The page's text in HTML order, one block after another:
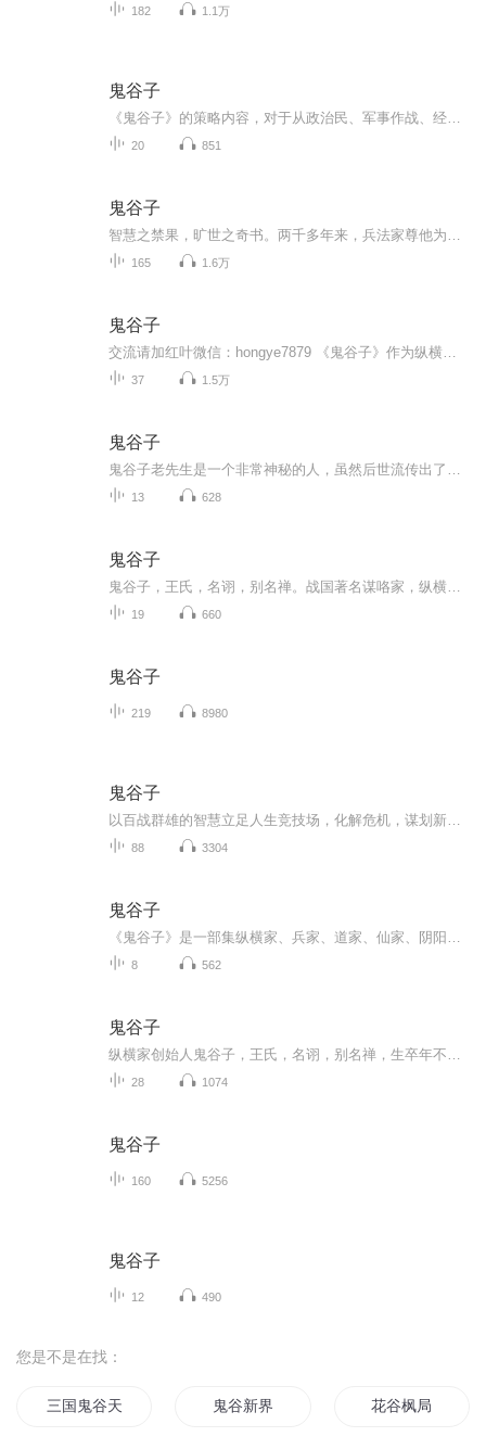
182 1.1万
鬼谷子
20 851
鬼谷子
165 1.6万
鬼谷子
37 1.5万
鬼谷子
13 628
鬼谷子
19 660
鬼谷子
219 8980
鬼谷子
88 3304
鬼谷子
8 562
鬼谷子
28 1074
鬼谷子
160 5256
鬼谷子
12 490
您是不是在找：
三国鬼谷天下 鬼谷新界 花谷枫局